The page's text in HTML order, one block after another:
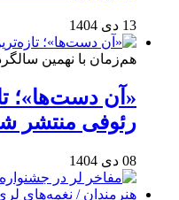
13 دی 1404
هم‌زمان با نهمین
«آن دست‌ها»؛
رئوفی منتشر
08 دی 1404